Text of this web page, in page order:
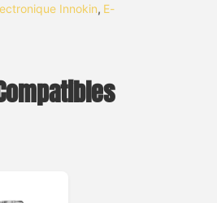
Innokin, E-